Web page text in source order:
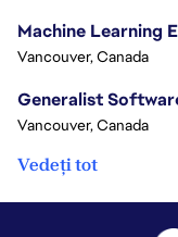
Machine Learning
Vancouver, Canada
Generalist
Vancouver, Canada
Vedeți tot